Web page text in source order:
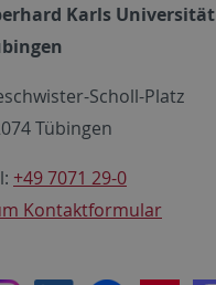
Karls Universität
Scholl-Platz
Tübingen
+49 7071 29-0
Kontaktformular